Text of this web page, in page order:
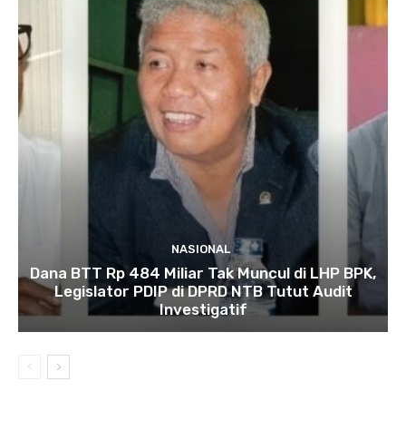
NASIONAL
Dana BTT Rp 484 Miliar Tak Muncul di LHP BPK,
Legislator PDIP di DPRD NTB Tutut Audit
Investigatif